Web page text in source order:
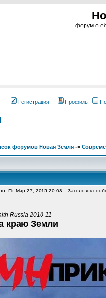
форум о
Регистрация Профиль
форумов Новая Земля ->
Пт Мар 27, 2015 20:03 Заголовок
Russia 2010-11
краю Земли